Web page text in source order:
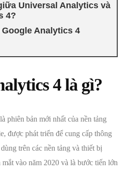
Universal Analytics và
4?
Analytics 4
4 là gì?
phiên bản mới nhất của nền tảng
được phát triển để cung cấp thông
trên các nền tảng và thiết bị
vào năm 2020 và là bước tiến lớn